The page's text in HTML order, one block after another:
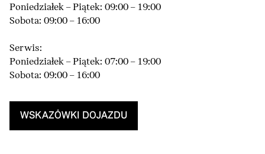
Poniedziałek – Piątek: 09:00 – 19:00
Sobota: 09:00 – 16:00
Serwis:
Poniedziałek – Piątek: 07:00 – 19:00
Sobota: 09:00 – 16:00
WSKAZÓWKI DOJAZDU